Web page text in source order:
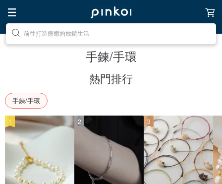
前往尋找靈感吧
手鍊/手環
熱門排行
手鍊/手環
1 2 3